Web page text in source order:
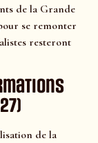
de la Grande
se remonter
resteront
de la